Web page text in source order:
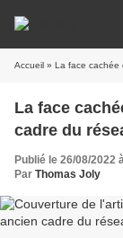
Accueil » La face cachée
La face
cadre du
Publié le 26/08/2022
Par Thomas Joly